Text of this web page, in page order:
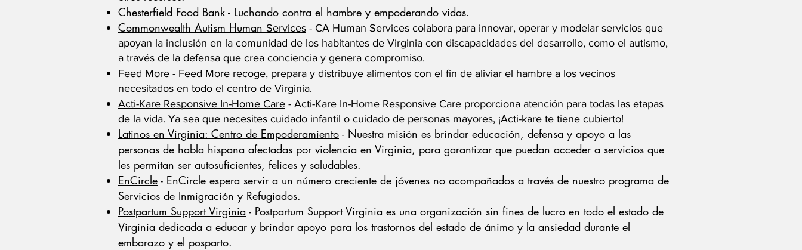
Chesterfield Food Bank - Luchando contra el hambre y empoderando vidas.
Commonwealth Autism Human Services - CA Human Services colabora para innovar, operar y modelar servicios que
apoyan la inclusión en la comunidad de los habitantes de Virginia con discapacidades del desarrollo, como el autismo,
a través de la defensa que crea conciencia y genera compromiso.
Feed More - Feed More recoge, prepara y distribuye alimentos con el fin de aliviar el hambre a los vecinos
necesitados en todo el centro de Virginia.
Acti-Kare Responsive In-Home Care - Acti-Kare In-Home Responsive Care proporciona atención para todas las etapas
de la vida. Ya sea que necesites cuidado infantil o cuidado de personas mayores, ¡Acti-kare te tiene cubierto!
Latinos en Virginia: Centro de Empoderamiento - Nuestra misión es brindar educación, defensa y apoyo a las
personas de habla hispana afectadas por violencia en Virginia, para garantizar que puedan acceder a servicios que
les permitan ser autosuficientes, felices y saludables.
EnCircle - EnCircle espera servir a un número creciente de jóvenes no acompañados a través de nuestro programa de
Servicios de Inmigración y Refugiados.
Postpartum Support Virginia - Postpartum Support Virginia es una organización sin fines de lucro en todo el estado de
Virginia dedicada a educar y brindar apoyo para los trastornos del estado de ánimo y la ansiedad durante el
embarazo y el posparto.